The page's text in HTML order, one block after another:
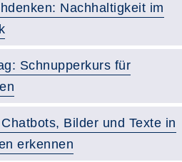
Nachhaltigkeit im
Schnupperkurs für
Bilder und Texte in
erkennen